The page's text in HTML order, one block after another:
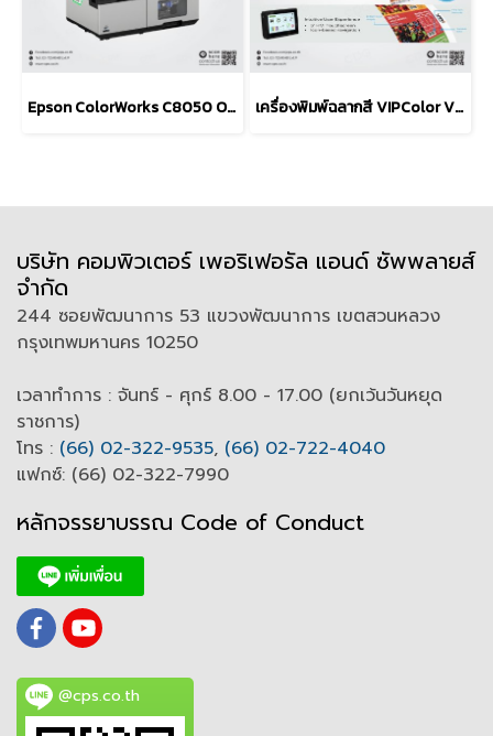
Epson ColorWorks C8050 On-Demand Colour Label Printer เครื่องพิมพ์ฉลากสี VIPColor VP760 Industrial Color Label
บริษัท คอมพิวเตอร์ เพอริเฟอรัล แอนด์ ซัพพลายส์
จำกัด
244 ซอยพัฒนาการ 53 แขวงพัฒนาการ เขตสวนหลวง
กรุงเทพมหานคร 10250
เวลาทำการ : จันทร์ - ศุกร์ 8.00 - 17.00 (ยกเว้นวันหยุด
ราชการ)
โทร : (66) 02-322-9535, (66) 02-722-4040
แฟกซ์: (66) 02-322-7990
หลักจรรยาบรรณ Code of Conduct
@cps.co.th